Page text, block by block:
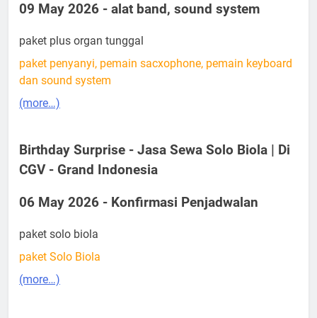
09 May 2026 - alat band, sound system
paket plus organ tunggal
paket penyanyi, pemain sacxophone, pemain keyboard
dan sound system
(more…)
Birthday Surprise - Jasa Sewa Solo Biola | Di
CGV - Grand Indonesia
06 May 2026 - Konfirmasi Penjadwalan
paket solo biola
paket Solo Biola
(more…)